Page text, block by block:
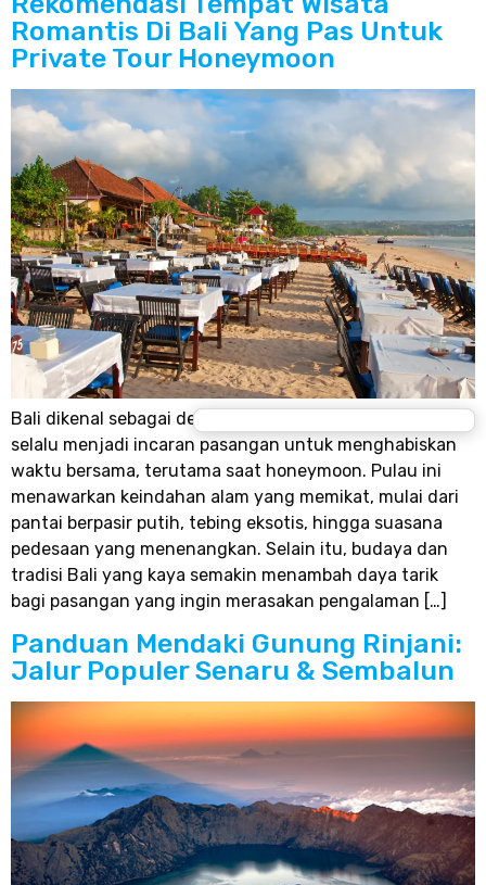
Romantis Di Bali Yang Pas Untuk
Private Tour Honeymoon
Bali dikenal sebagai destinasi wisata romantis yang
selalu menjadi incaran pasangan untuk menghabiskan
waktu bersama, terutama saat honeymoon. Pulau ini
menawarkan keindahan alam yang memikat, mulai dari
pantai berpasir putih, tebing eksotis, hingga suasana
pedesaan yang menenangkan. Selain itu, budaya dan
tradisi Bali yang kaya semakin menambah daya tarik
bagi pasangan yang ingin merasakan pengalaman […]
Panduan Mendaki Gunung Rinjani:
Jalur Populer Senaru & Sembalun